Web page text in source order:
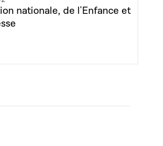
nationale, de l'Enfance et